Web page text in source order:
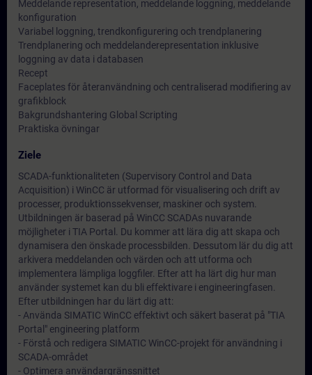
Meddelande representation, meddelande loggning, meddelande
konfiguration
Variabel loggning, trendkonfigurering och trendplanering
Trendplanering och meddelanderepresentation inklusive
loggning av data i databasen
Recept
Faceplates för återanvändning och centraliserad modifiering av
grafikblock
Bakgrundshantering Global Scripting
Praktiska övningar
Ziele
SCADA-funktionaliteten (Supervisory Control and Data
Acquisition) i WinCC är utformad för visualisering och drift av
processer, produktionssekvenser, maskiner och system.
Utbildningen är baserad på WinCC SCADAs nuvarande
möjligheter i TIA Portal. Du kommer att lära dig att skapa och
dynamisera den önskade processbilden. Dessutom lär du dig att
arkivera meddelanden och värden och att utforma och
implementera lämpliga loggfiler. Efter att ha lärt dig hur man
använder systemet kan du bli effektivare i engineeringfasen.
Efter utbildningen har du lärt dig att:
- Använda SIMATIC WinCC effektivt och säkert baserat på "TIA
Portal" engineering platform
- Förstå och redigera SIMATIC WinCC-projekt för användning i
SCADA-området
- Optimera användargränssnittet